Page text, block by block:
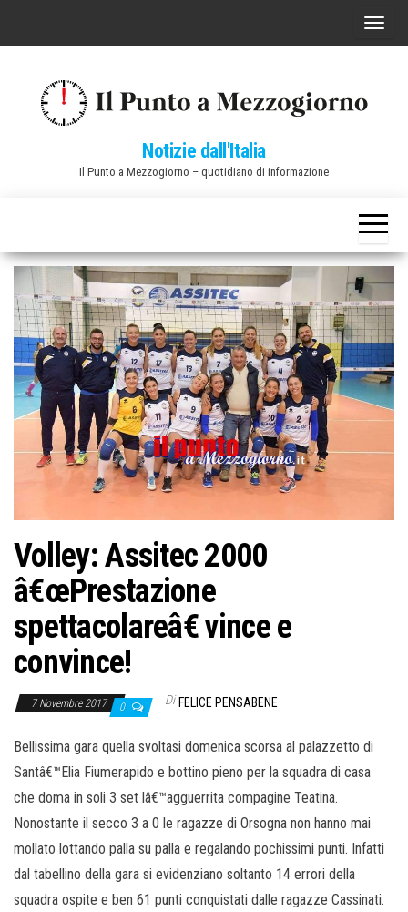
C
a
v
i
g
a
z
i
o
Notizie dall'Italia
Il Punto a Mezzogiorno – quotidiano di informazione
Volley: Assitec 2000
â€œPrestazione
spettacolareâ€ vince e
convince!
7 Novembre 2017 0 Di FELICE PENSABENE
Bellissima gara quella svoltasi domenica scorsa al palazzetto di
Santâ€™Elia Fiumerapido e bottino pieno per la squadra di casa
che doma in soli 3 set lâ€™agguerrita compagine Teatina.
Nonostante il secco 3 a 0 le ragazze di Orsogna non hanno mai
mollato lottando palla su palla e regalando pochissimi punti. Infatti
dal tabellino della gara si evidenziano soltanto 14 errori della
squadra ospite e ben 61 punti conquistati dalle ragazze Cassinati.